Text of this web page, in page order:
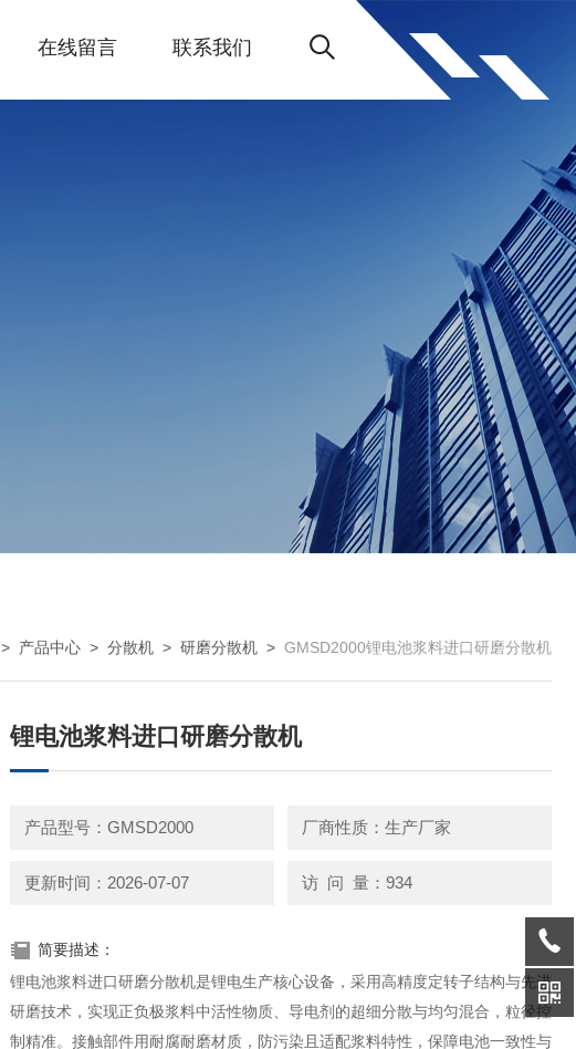
在线留言 联系我们
> 产品中心 > 分散机 > 研磨分散机 > GMSD2000锂电池浆料进口研磨分散机
锂电池浆料进口研磨分散机
产品型号：GMSD2000 厂商性质：生产厂家
更新时间：2026-07-07 访 问 量：934
简要描述：
锂电池浆料进口研磨分散机是锂电生产核心设备，采用高精度定转子结构与先进
研磨技术，实现正负极浆料中活性物质、导电剂的超细分散与均匀混合，粒径控
制精准。接触部件用耐腐耐磨材质，防污染且适配浆料特性，保障电池一致性与